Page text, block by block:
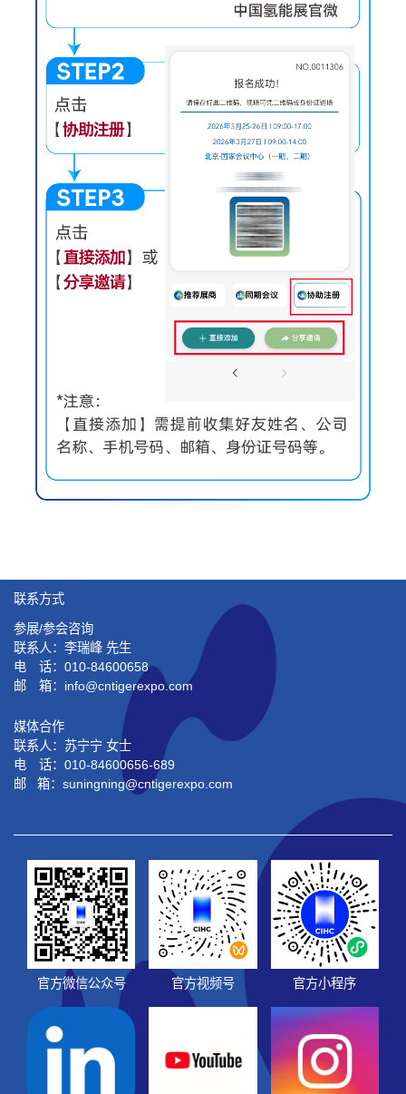
联系方式
参展/参会咨询
联系人：李瑞峰 先生
电 话：010-84600658
邮 箱：info@cntigerexpo.com
媒体合作
联系人：苏宁宁 女士
电 话：010-84600656-689
邮 箱：suningning@cntigerexpo.com
官方微信公众号 官方视频号 官方小程序